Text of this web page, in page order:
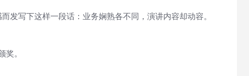
写下这样一段话：业务娴熟各不同，演讲内容却动容。
。